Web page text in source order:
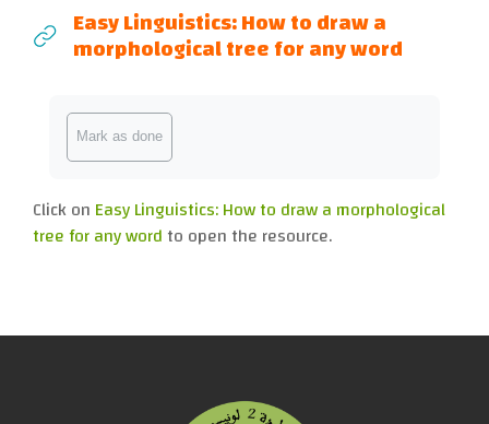
Easy Linguistics: How to draw a
morphological tree for any word
Completion requirements
Mark as done
Click on Easy Linguistics: How to draw a morphological
tree for any word to open the resource.